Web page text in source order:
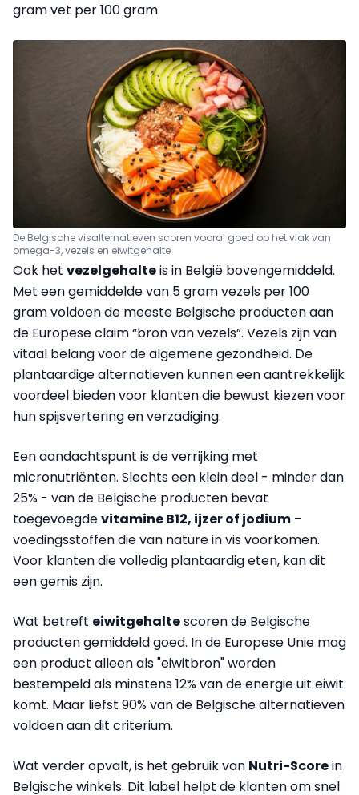
gram vet per 100 gram.
De Belgische visalternatieven scoren vooral goed op het vlak van
omega-3, vezels en eiwitgehalte
Ook het vezelgehalteis in België bovengemiddeld.
Met een gemiddelde van 5 gram vezels per 100
gram voldoen de meeste Belgische producten aan
de Europese claim “bron van vezels”. Vezels zijn van
vitaal belang voor de algemene gezondheid. De
plantaardige alternatieven kunnen een aantrekkelijk
voordeel bieden voor klanten die bewust kiezen voor
hun spijsvertering en verzadiging.
Een aandachtspunt is de verrijking met
micronutriënten. Slechts een klein deel - minder dan
25% - van de Belgische producten bevat
toegevoegdevitamine B12, ijzer of jodium –
voedingsstoffen die van nature in vis voorkomen.
Voor klanten die volledig plantaardig eten, kan dit
een gemis zijn.
Wat betreft eiwitgehaltescoren de Belgische
producten gemiddeld goed. In de Europese Unie mag
een product alleen als "eiwitbron" worden
bestempeld als minstens 12% van de energie uit eiwit
komt. Maar liefst 90% van de Belgische alternatieven
voldoen aan dit criterium.
Wat verder opvalt, is het gebruik van Nutri-Scorein
Belgische winkels. Dit label helpt de klanten om snel